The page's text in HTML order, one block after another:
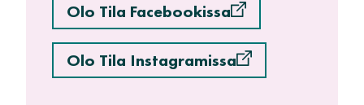
Olo Tila Facebookissa
Olo Tila Instagramissa